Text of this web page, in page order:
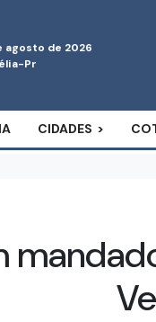
agosto de 2026
Pr
CIDADES